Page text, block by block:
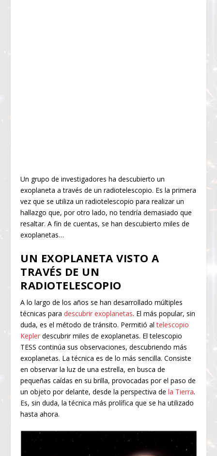
Un grupo de investigadores ha descubierto un
exoplaneta a través de un radiotelescopio. Es la primera
vez que se utiliza un radiotelescopio para realizar un
hallazgo que, por otro lado, no tendría demasiado que
resaltar. A fin de cuentas, se han descubierto miles de
exoplanetas…
UN EXOPLANETA VISTO A
TRAVÉS DE UN
RADIOTELESCOPIO
A lo largo de los años se han desarrollado múltiples
técnicas paradescubrir exoplanetas. El más popular, sin
duda, es el método de tránsito. Permitió altelescopio
Kepler descubrir miles de exoplanetas. El telescopio
TESS continúa sus observaciones, descubriendo más
exoplanetas. La técnica es de lo más sencilla. Consiste
en observar la luz de una estrella, en busca de
pequeñas caídas en su brilla, provocadas por el paso de
un objeto por delante, desde la perspectiva dela Tierra.
Es, sin duda, la técnica más prolífica que se ha utilizado
hasta ahora.